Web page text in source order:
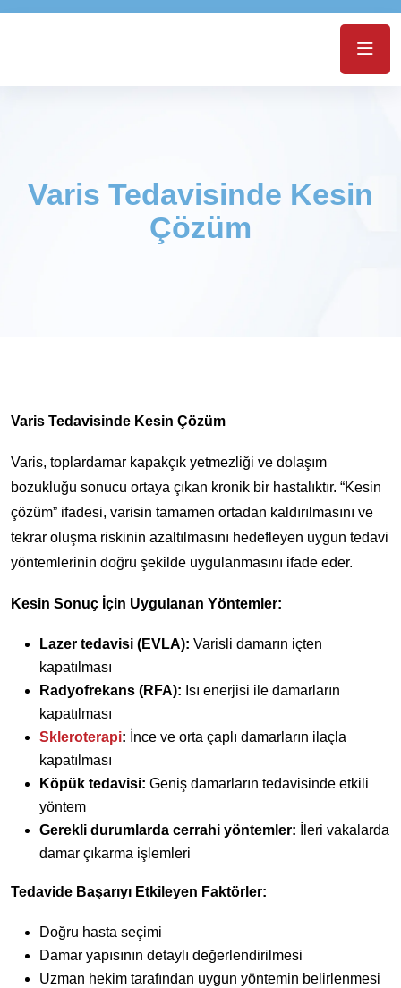
Varis Tedavisinde Kesin
Çözüm
Varis Tedavisinde Kesin Çözüm
Varis, toplardamar kapakçık yetmezliği ve dolaşım
bozukluğu sonucu ortaya çıkan kronik bir hastalıktır. “Kesin
çözüm” ifadesi, varisin tamamen ortadan kaldırılmasını ve
tekrar oluşma riskinin azaltılmasını hedefleyen uygun tedavi
yöntemlerinin doğru şekilde uygulanmasını ifade eder.
Kesin Sonuç İçin Uygulanan Yöntemler:
Lazer tedavisi (EVLA): Varisli damarın içten
kapatılması
Radyofrekans (RFA): Isı enerjisi ile damarların
kapatılması
Skleroterapi: İnce ve orta çaplı damarların ilaçla
kapatılması
Köpük tedavisi: Geniş damarların tedavisinde etkili
yöntem
Gerekli durumlarda cerrahi yöntemler: İleri vakalarda
damar çıkarma işlemleri
Tedavide Başarıyı Etkileyen Faktörler:
Doğru hasta seçimi
Damar yapısının detaylı değerlendirilmesi
Uzman hekim tarafından uygun yöntemin belirlenmesi